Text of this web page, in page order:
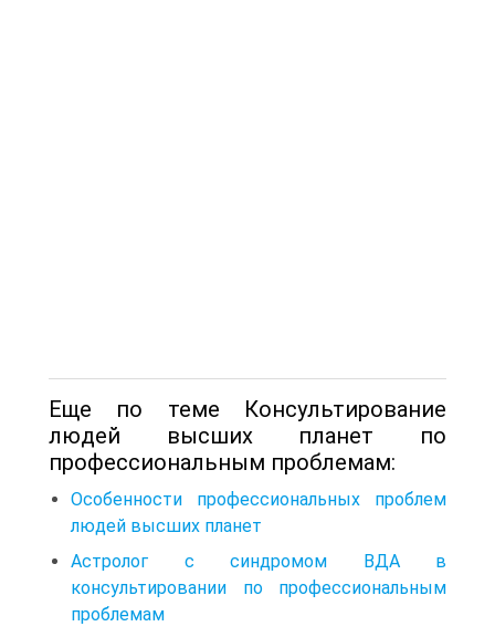
Еще по теме Консультирование
людей высших планет по
профессиональным проблемам:
Особенности профессиональных проблем
людей высших планет
Астролог с синдромом ВДА в
консультировании по профессиональным
проблемам